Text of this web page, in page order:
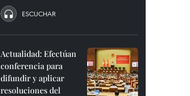
ESCUCHAR
Actualidad: Efectúan
conferencia para
difundir y aplicar
resoluciones del